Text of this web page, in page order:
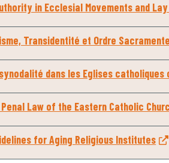
in Ecclesial Movements and
Transidentité et Ordre
dans les Eglises catholiques
Law of the Eastern Catholic
for Aging Religious Institutes